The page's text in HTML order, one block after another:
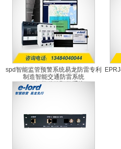
spd智能监管预警系统易龙防雷专利
制造智能交通防雷系统
SPD智能监管预警系统